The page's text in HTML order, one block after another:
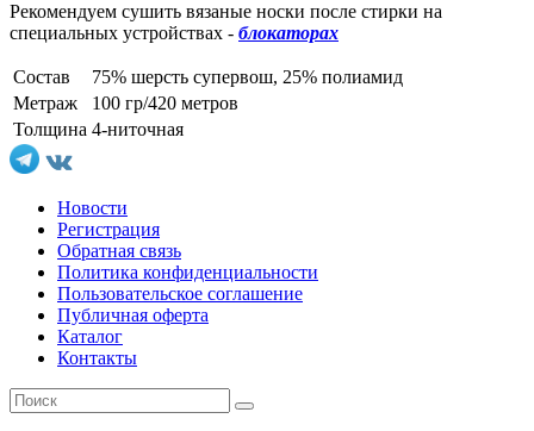
Рекомендуем сушить вязаные носки после стирки на
специальных устройствах - блокаторах
Состав
75% шерсть супервош, 25% полиамид
Метраж
100 гр/420 метров
Толщина 4-ниточная
Новости
Регистрация
Обратная связь
Политика конфиденциальности
Пользовательское соглашение
Публичная оферта
Каталог
Контакты